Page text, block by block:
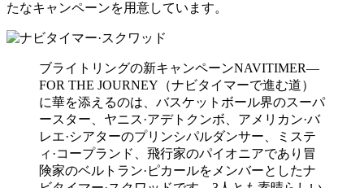
たなキャンペーンを用意しています。
ブライトリングの新キャンペーンNAVITIMER—
FOR THE JOURNEY（ナビタイマーで進む道）
に華を添えるのは、バスケットボール界のスーパ
ースター、ヤニス·アデトクンボ、アメリカン·バ
レエ·シアターのプリンシパルダンサー、ミステ
ィ·コープランド、飛行家のパイオニアであり冒
険家のベルトラン·ピカールをメンバーとしたナ